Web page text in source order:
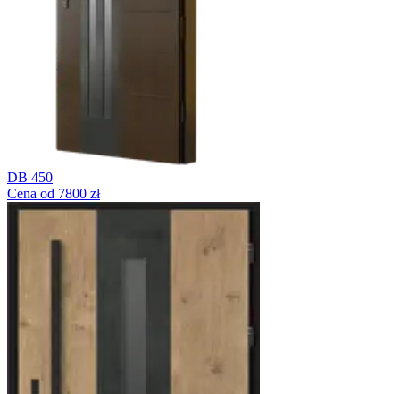
DB 450
Cena od 7800 zł